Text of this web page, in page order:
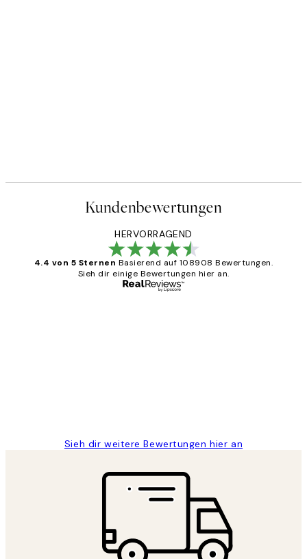
Kundenbewertungen
HERVORRAGEND
4.4 von 5 Sternen Basierend auf 108908 Bewertungen.
Sieh dir einige Bewertungen hier an.
Sieh dir weitere Bewertungen hier an